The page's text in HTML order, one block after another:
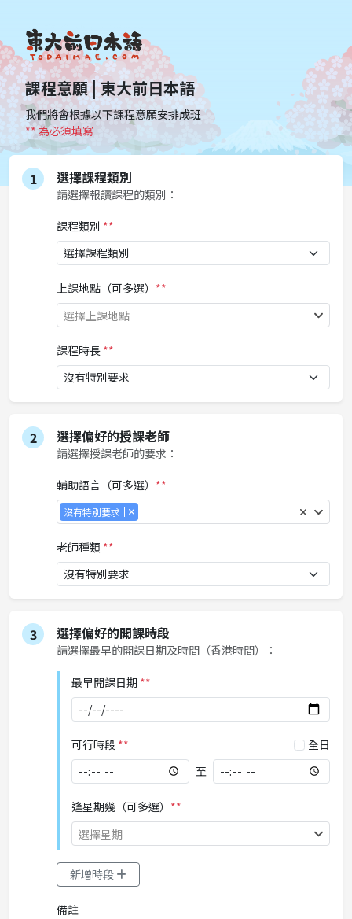
課程意願 | 東大前日本語
我們將會根據以下課程意願安排成班
** 為必須填寫
1 選擇課程類別
請選擇報讀課程的類別：
課程類別 **
上課地點（可多選） **
選擇上課地點
課程時長 **
2 選擇偏好的授課老師
請選擇授課老師的要求：
輔助語言（可多選） **
沒有特別要求
老師種類 **
3 選擇偏好的開課時段
請選擇最早的開課日期及時間（香港時間）：
最早開課日期 **
可行時段 **
全日
至
逢星期幾（可多選） **
選擇星期
新增時段
備註